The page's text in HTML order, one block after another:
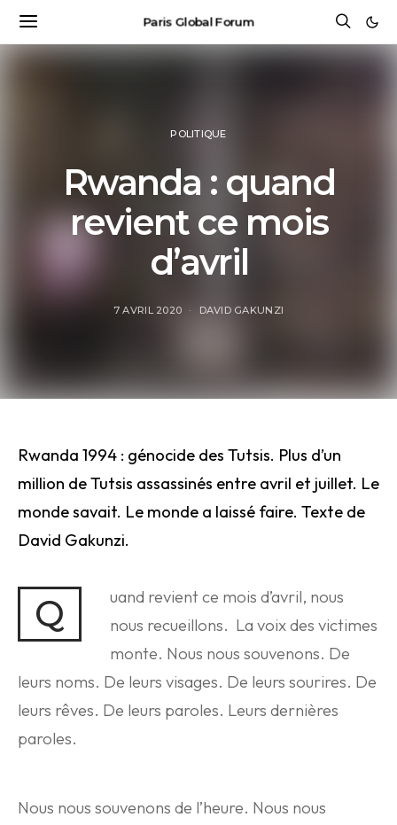
Paris Global Forum
POLITIQUE
Rwanda : quand
revient ce mois
d’avril
7 AVRIL 2020 DAVID GAKUNZI
Rwanda 1994 : génocide des Tutsis. Plus d’un
million de Tutsis assassinés entre avril et juillet. Le
monde savait. Le monde a laissé faire. Texte de
David Gakunzi.
Q
uand revient ce mois d’avril, nous
nous recueillons. La voix des victimes
monte. Nous nous souvenons. De
leurs noms. De leurs visages. De leurs sourires. De
leurs rêves. De leurs paroles. Leurs dernières
paroles.
Nous nous souvenons de l’heure. Nous nous